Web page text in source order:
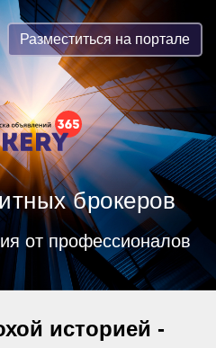
кредитных
Разместиться на портале
брокеров
от профессионалов
историей -